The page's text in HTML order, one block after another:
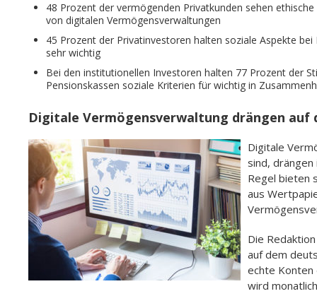
48 Prozent der vermögenden Privatkunden sehen
von digitalen Vermögensverwaltungen
45 Prozent der Privatinvestoren halten soziale Aspekte
sehr wichtig
Bei den institutionellen Investoren halten 77 Prozent der
Pensionskassen soziale Kriterien für wichtig in
Digitale Vermögensverwaltung drängen auf
Digitale
sind,
Regel bieten
aus
Die
auf dem
echte Konten
wird